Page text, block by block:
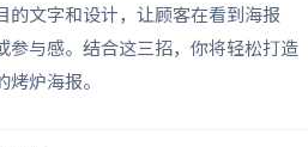
文字和设计，让顾客在看到海报
参与感。结合这三招，你将轻松打造
炉海报。